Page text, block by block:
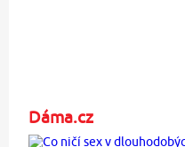
Dáma.cz